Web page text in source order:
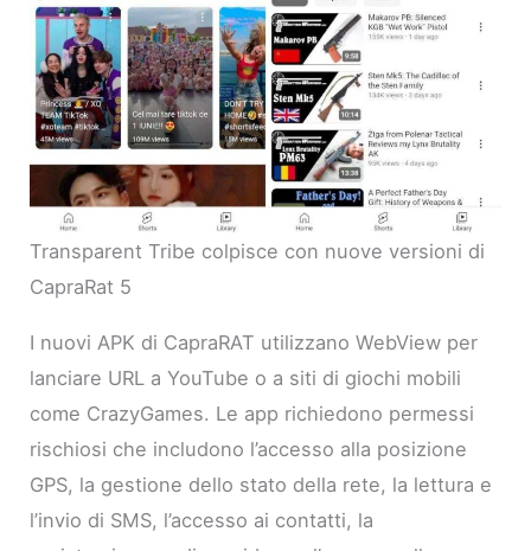
Transparent Tribe colpisce con nuove versioni di
CapraRat 5
I nuovi APK di CapraRAT utilizzano WebView per
lanciare URL a YouTube o a siti di giochi mobili
come CrazyGames. Le app richiedono permessi
rischiosi che includono l’accesso alla posizione
GPS, la gestione dello stato della rete, la lettura e
l’invio di SMS, l’accesso ai contatti, la